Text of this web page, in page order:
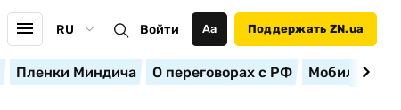
RU Войти Аа Поддержать ZN.ua
Пленки Миндича О переговорах с РФ